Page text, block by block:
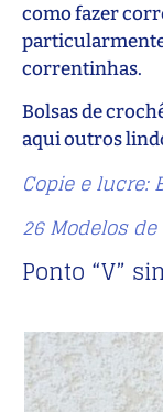
como fazer
particularmente
correntinhas.
Bolsas de
aqui outros
Copie e lucre:
26 Modelos
Ponto “V”